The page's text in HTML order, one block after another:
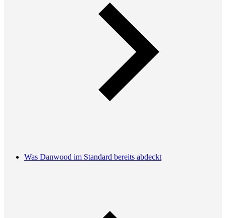
Was Danwood im Standard bereits abdeckt